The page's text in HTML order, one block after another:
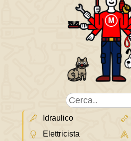
Idraulico
Elettricista